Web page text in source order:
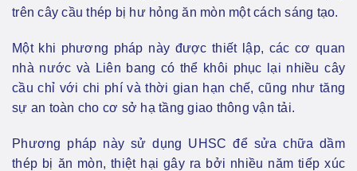
trên cây cầu thép bị hư hỏng ăn mòn một cách sáng tạo.
Một khi phương pháp này được thiết lập, các cơ quan
nhà nước và Liên bang có thể khôi phục lại nhiều cây
cầu chỉ với chi phí và thời gian hạn chế, cũng như tăng
sự an toàn cho cơ sở hạ tầng giao thông vận tải.
Phương pháp này sử dụng UHSC để sửa chữa dầm
thép bị ăn mòn, thiệt hại gây ra bởi nhiều năm tiếp xúc